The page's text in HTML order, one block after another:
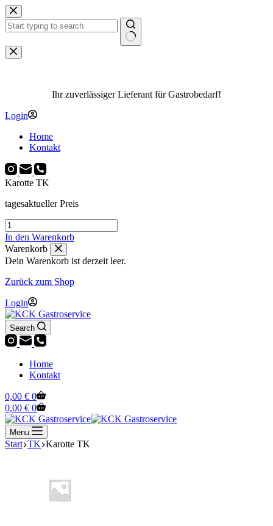
Zum
Inhalt
springen
Keine
Ergebnisse
Ihr zuverlässiger Lieferant für Gastrobedarf!
Login
Home
Kontakt
Karotte TK
tagesaktueller Preis
Karotte
TK
Menge
In den Warenkorb
Warenkorb
Dein Warenkorb ist derzeit leer.
Zurück zum Shop
Login
Search
Home
Kontakt
Warenkorb
0,00 € 0
Warenkorb
0,00 € 0
Menu
Start TK Karotte TK